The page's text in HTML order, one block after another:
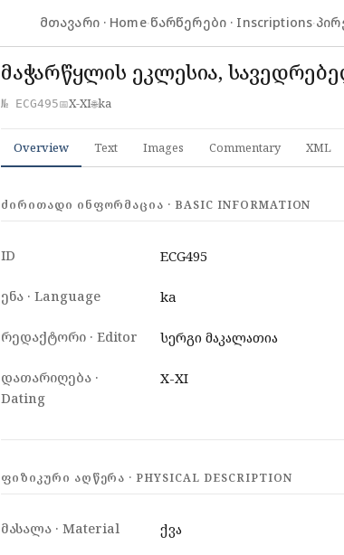
მთავარი · Home·წარწერები · Inscriptions·
მაჭარწყლის ეკლესია,
№ ECG495📅X-XI🌐ka
Overview Text Images Commentary XML
ᲫᲘᲠᲘᲗᲐᲓᲘ ᲘᲜᲤᲝᲠᲛᲐᲪᲘᲐ · BASIC INFORMATION
ID ECG495
ენა · Language ka
რედაქტორი · Editor სერგი მაკალათია
დათარიღება ·
Dating
X-XI
ᲤᲘᲖᲘᲙᲣᲠᲘ ᲐᲦᲬᲔᲠᲐ · PHYSICAL DESCRIPTION
მასალა · Material ქვა